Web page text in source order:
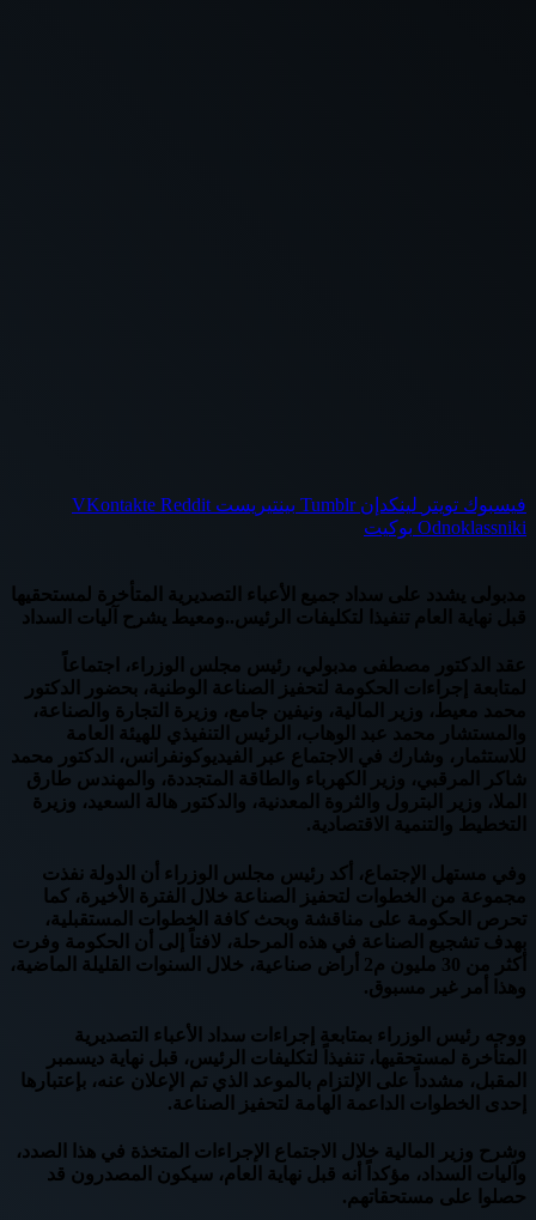
فيسبوك تويتر لينكدإن بينتيريست
Odnoklassniki بوكيت
مدبولى يشدد على سداد جميع الأعباء التصديرية المتأخرة لمستحقيها
قبل نهاية العام تنفيذا لتكليفات الرئيس..ومعيط يشرح آليات السداد
عقد الدكتور مصطفى مدبولي، رئيس مجلس الوزراء، اجتماعاً
لمتابعة إجراءات الحكومة لتحفيز الصناعة الوطنية، بحضور الدكتور
محمد معيط، وزير المالية، ونيفين جامع، وزيرة التجارة والصناعة،
والمستشار محمد عبد الوهاب، الرئيس التنفيذي للهيئة العامة
للاستثمار، وشارك في الاجتماع عبر الفيديوكونفرانس، الدكتور محمد
شاكر المرقبي، وزير الكهرباء والطاقة المتجددة، والمهندس طارق
الملا، وزير البترول والثروة المعدنية، والدكتور هالة السعيد، وزيرة
التخطيط والتنمية الاقتصادية.
وفي مستهل الإجتماع، أكد رئيس مجلس الوزراء أن الدولة نفذت
مجموعة من الخطوات لتحفيز الصناعة خلال الفترة الأخيرة، كما
تحرص الحكومة على مناقشة وبحث كافة الخطوات المستقبلية،
بهدف تشجيع الصناعة في هذه المرحلة، لافتاً إلى أن الحكومة وفرت
أكثر من 30 مليون م2 أراض صناعية، خلال السنوات القليلة الماضية،
وهذا أمر غير مسبوق.
ووجه رئيس الوزراء بمتابعة إجراءات سداد الأعباء التصديرية
المتأخرة لمستحقيها، تنفيذاً لتكليفات الرئيس، قبل نهاية ديسمبر
المقبل، مشدداً على الإلتزام بالموعد الذي تم الإعلان عنه، بإعتبارها
إحدى الخطوات الداعمة الهامة لتحفيز الصناعة.
وشرح وزير المالية خلال الاجتماع الإجراءات المتخذة في هذا الصدد،
وآليات السداد، مؤكداً أنه قبل نهاية العام، سيكون المصدرون قد
حصلوا على مستحقاتهم.